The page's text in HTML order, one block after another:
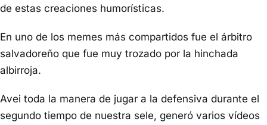
de estas creaciones humorísticas.
En uno de los memes más compartidos fue el árbitro
salvadoreño que fue muy trozado por la hinchada
albirroja.
Avei toda la manera de jugar a la defensiva durante el
segundo tiempo de nuestra sele, generó varios vídeos